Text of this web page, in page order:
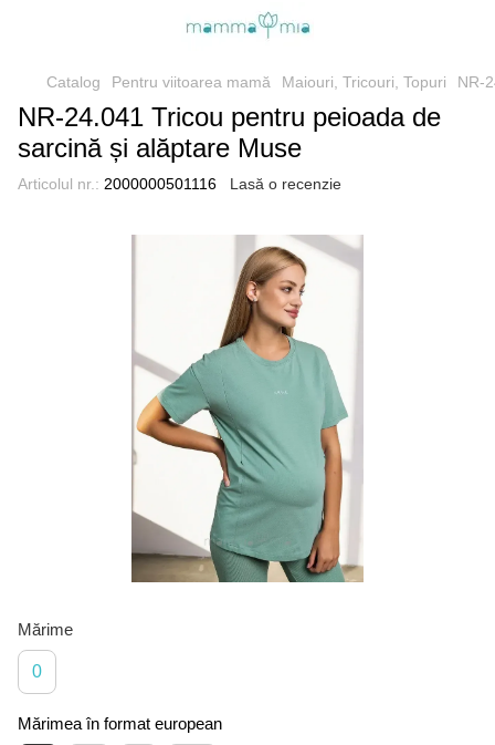
Catalog Pentru viitoarea mamă Maiouri, Tricouri, Topuri NR-
NR-24.041 Tricou pentru peioada de
sarcină și alăptare Muse
Articolul nr.: 2000000501116 Lasă o recenzie
Mărime
0
Mărimea în format european